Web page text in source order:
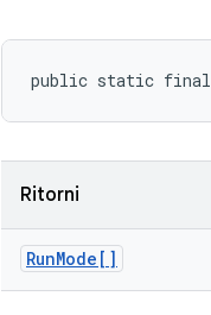
public static final
Ritorni
RunMode[]